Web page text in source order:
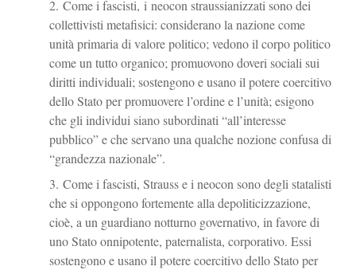
Come i fascisti, i neocon straussianizzati sono dei
collettivisti metafisici: considerano la nazione come
unità primaria di valore politico; vedono il corpo politico
come un tutto organico; promuovono doveri sociali sui
diritti individuali; sostengono e usano il potere coercitivo
dello Stato per promuovere l’ordine e l’unità; esigono
che gli individui siano subordinati “all’interesse
pubblico” e che servano una qualche nozione confusa di
“grandezza nazionale”.
Come i fascisti, Strauss e i neocon sono degli statalisti
che si oppongono fortemente alla depoliticizzazione,
cioè, a un guardiano notturno governativo, in favore di
uno Stato onnipotente, paternalista, corporativo. Essi
sostengono e usano il potere coercitivo dello Stato per